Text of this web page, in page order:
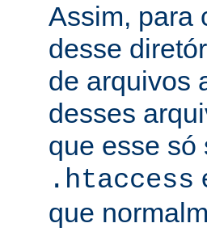
Assim, para
desse
de arquivos
desses
que esse só
.htaccess
que